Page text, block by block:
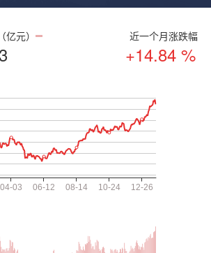
元） 近一个月涨跌幅
+14.84 %